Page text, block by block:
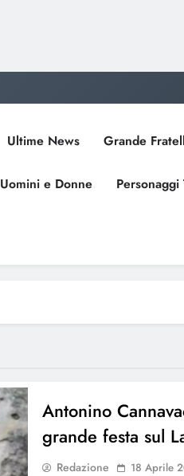
Ultime News Grande
Uomini e Donne Personaggi
Antonino
grande festa sul
Redazione 18 Aprile